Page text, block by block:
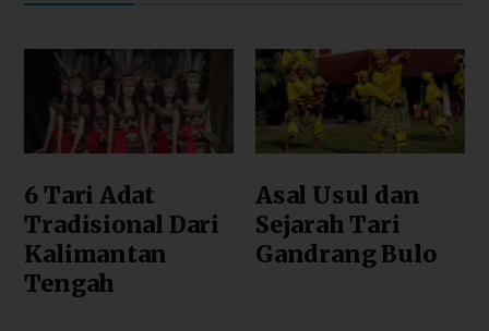
6 Tari Adat
Tradisional Dari
Kalimantan
Tengah
Asal Usul dan
Sejarah Tari
Gandrang Bulo